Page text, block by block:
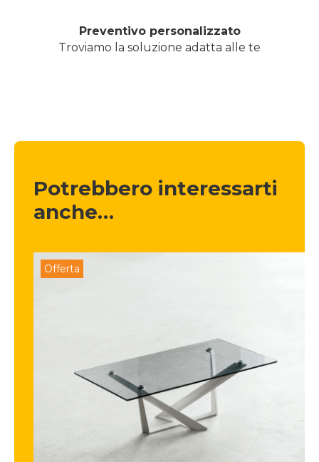
Preventivo personalizzato
Troviamo la soluzione adatta alle te
Potrebbero interessarti
anche…
Offerta